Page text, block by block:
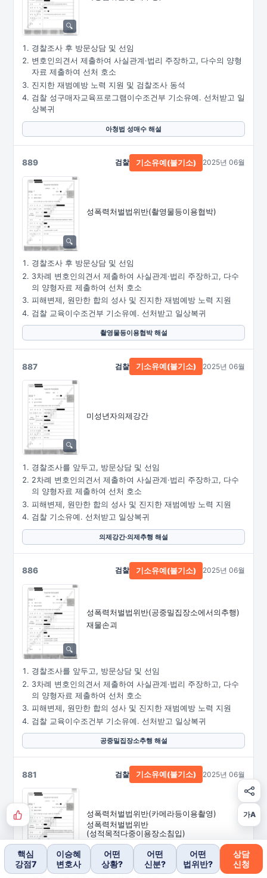
경찰조사 후 방문상담 및 선임
변호인의견서 제출하여 사실관계·법리 주장하고, 다수의 양형
자료 제출하여 선처 호소
진지한 재범예방 노력 지원 및 검찰조사 동석
검찰 성구매자교육프로그램이수조건부 기소유예. 선처받고 일
상복귀
아청법 성매수 해설
889
성폭력처벌법위반(촬영물등이용협박)
검찰 기소유예(불기소) 2025년 06월
경찰조사 후 방문상담 및 선임
3차례 변호인의견서 제출하여 사실관계·법리 주장하고, 다수
의 양형자료 제출하여 선처 호소
피해변제, 원만한 합의 성사 및 진지한 재범예방 노력 지원
검찰 교육이수조건부 기소유예. 선처받고 일상복귀
촬영물등이용협박 해설
887
미성년자의제강간
검찰 기소유예(불기소) 2025년 06월
경찰조사를 앞두고, 방문상담 및 선임
2차례 변호인의견서 제출하여 사실관계·법리 주장하고, 다수
의 양형자료 제출하여 선처 호소
피해변제, 원만한 합의 성사 및 진지한 재범예방 노력 지원
검찰 기소유예. 선처받고 일상복귀
의제강간·의제추행 해설
886
성폭력처벌법위반(공중밀집장소에서의추행)
재물손괴
검찰 기소유예(불기소) 2025년 06월
경찰조사를 앞두고, 방문상담 및 선임
3차례 변호인의견서 제출하여 사실관계·법리 주장하고, 다수
의 양형자료 제출하여 선처 호소
피해변제, 원만한 합의 성사 및 진지한 재범예방 노력 지원
검찰 교육이수조건부 기소유예. 선처받고 일상복귀
공중밀집장소추행 해설
881
성폭력처벌법위반(카메라등이용촬영)
성폭력처벌법위반
(성적목적다중이용장소침입)
검찰 기소유예(불기소) 2025년 06월
경찰조사를 앞두고, 방문상담 및 선임
가A
핵심
강점7
이승혜
변호사
어떤
상황?
어떤
신분?
어떤
법위반?
상담
신청